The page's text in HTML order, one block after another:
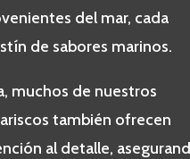
del mar, cada
de sabores marinos.
muchos de nuestros
también ofrecen
al detalle,